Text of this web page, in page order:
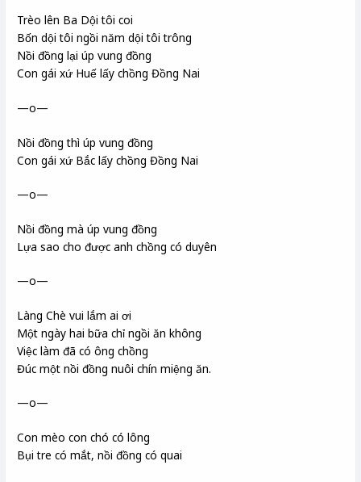
Trèo lên Ba Dội tôi coi
Bốn dội tôi ngồi năm dội tôi trông
Nồi đồng lại úp vung đồng
Con gái xứ Huế lấy chồng Đồng Nai
—o—
Nồi đồng thì úp vung đồng
Con gái xứ Bắc lấy chồng Đồng Nai
—o—
Nồi đồng mà úp vung đồng
Lựa sao cho được anh chồng có duyên
—o—
Làng Chè vui lắm ai ơi
Một ngày hai bữa chỉ ngồi ăn không
Việc làm đã có ông chồng
Đúc một nồi đồng nuôi chín miệng ăn.
—o—
Con mèo con chó có lông
Bụi tre có mắt, nồi đồng có quai